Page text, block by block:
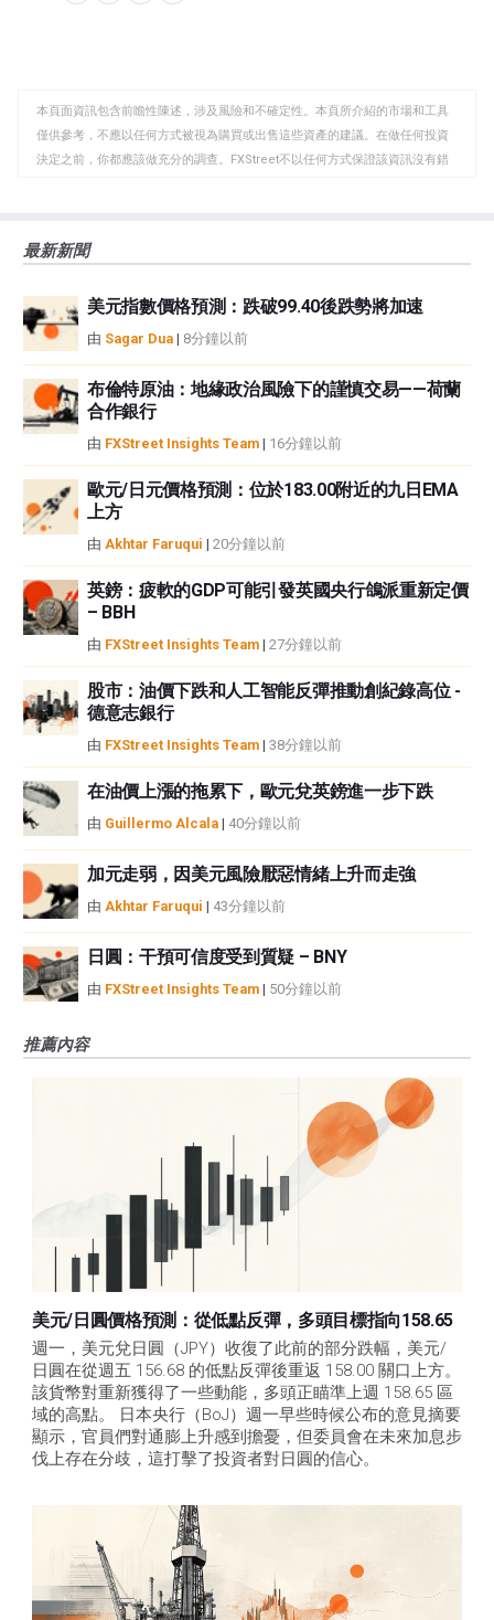
板
本頁面資訊包含前瞻性陳述，涉及風險和不確定性。本頁所介紹的市場和工具
僅供參考，不應以任何方式被視為購買或出售這些資產的建議。在做任何投資
決定之前，你都應該做充分的調查。FXStreet不以任何方式保證該資訊沒有錯
觀點，並不代表FXStreet或其廣告商的官方政策或立場。作者不對本頁連結的
如果文章正文中沒有明確提到，在撰寫本文時，作者在本文中提到的任何股票
中都沒有頭寸，也沒有與文中提到的任何公司有業務關係。除了FXStreet，作
者沒有收到撰寫這篇文章的報酬。
FXStreet和作者不提供個性化的建議。作者對該資訊的準確性、完整性或適用
性不作任何陳述。FXStreet和作者將不承擔任何錯誤，遺漏或任何損失，傷害
或損害由此資訊及其顯示或使用引起的。錯誤和遺漏除外。本文作者和
FXStreet並非註冊投資顧問，本文內容無意提供任何投資建議。
最新新聞
美元指數價格預測：跌破99.40後跌勢將加速
由 Sagar Dua | 8分鐘以前
布倫特原油：地緣政治風險下的謹慎交易——荷蘭
合作銀行
由 FXStreet Insights Team | 16分鐘以前
歐元/日元價格預測：位於183.00附近的九日EMA
上方
由 Akhtar Faruqui | 20分鐘以前
英鎊：疲軟的GDP可能引發英國央行鴿派重新定價
– BBH
由 FXStreet Insights Team | 27分鐘以前
股市：油價下跌和人工智能反彈推動創紀錄高位 -
德意志銀行
由 FXStreet Insights Team | 38分鐘以前
在油價上漲的拖累下，歐元兌英鎊進一步下跌
由 Guillermo Alcala | 40分鐘以前
加元走弱，因美元風險厭惡情緒上升而走強
由 Akhtar Faruqui | 43分鐘以前
日圓：干預可信度受到質疑 – BNY
由 FXStreet Insights Team | 50分鐘以前
推薦內容
美元/日圓價格預測：從低點反彈，多頭目標指向158.65
週一，美元兌日圓（JPY）收復了此前的部分跌幅，美元/
日圓在從週五 156.68 的低點反彈後重返 158.00 關口上方。
該貨幣對重新獲得了一些動能，多頭正瞄準上週 158.65 區
域的高點。 日本央行（BoJ）週一早些時候公布的意見摘要
顯示，官員們對通膨上升感到擔憂，但委員會在未來加息步
伐上存在分歧，這打擊了投資者對日圓的信心。